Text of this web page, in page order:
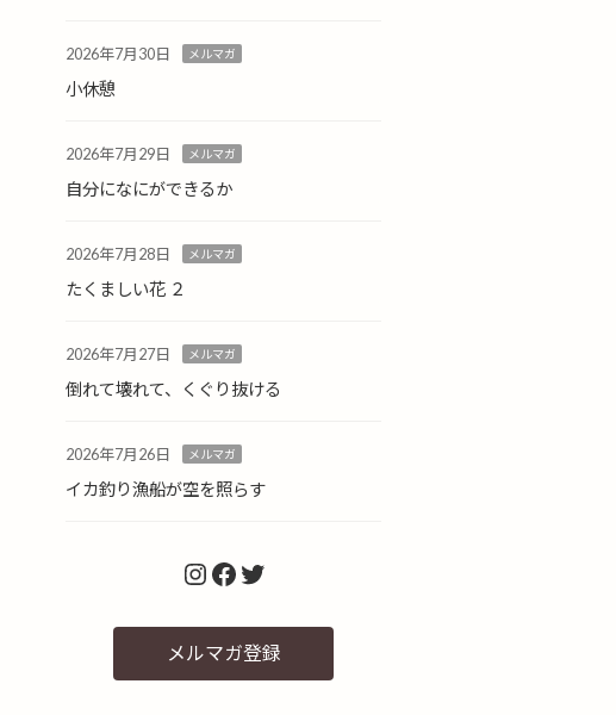
2026年7月30日 メルマガ
小休憩
2026年7月29日 メルマガ
自分になにができるか
2026年7月28日 メルマガ
たくましい花 ２
2026年7月27日 メルマガ
倒れて壊れて、くぐり抜ける
2026年7月26日 メルマガ
イカ釣り漁船が空を照らす
Instagram
Facebook
Twitter
メルマガ登録